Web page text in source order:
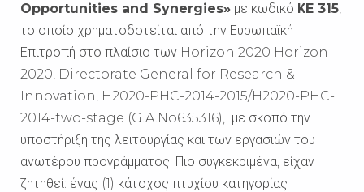
Opportunities and Synergies» με κωδικό ΚE 315,
το οποίο χρηματοδοτείται από την Ευρωπαϊκή
Επιτροπή στο πλαίσιο των Horizon 2020 Horizon
2020, Directorate General for Research &
Innovation, H2020-PHC-2014-2015/H2020-PHC-
2014-two-stage (G.A.No635316), με σκοπό την
υποστήριξη της λειτουργίας και των εργασιών του
ανωτέρου προγράμματος. Πιο συγκεκριμένα, είχαν
ζητηθεί: ένας (1) κάτοχος πτυχίου κατηγορίας